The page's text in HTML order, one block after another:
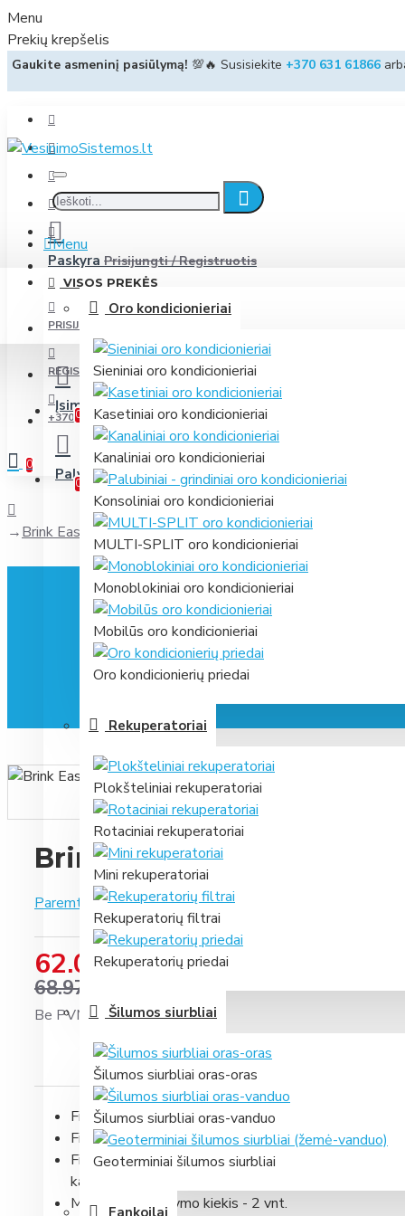
Menu
Prekių krepšelis
Gaukite asmeninį pasiūlymą! 💯🔥 Susisiekite +370 631 61866
Paskyra Prisijungti / Registruotis
Įsimintini Jūsų prekių sąrašas
0
PalygintiPrekių palyginimas
0
Menu
VISOS PREKĖS
Oro kondicionieriai
Sieniniai oro kondicionieriai
Kasetiniai oro kondicionieriai
Kanaliniai oro kondicionieriai
Konsoliniai oro kondicionieriai
MULTI-SPLIT oro kondicionieriai
Monoblokiniai oro kondicionieriai
Mobilūs oro kondicionieriai
Oro kondicionierių priedai
Rekuperatoriai
Plokšteliniai rekuperatoriai
Rotaciniai rekuperatoriai
Mini rekuperatoriai
Rekuperatorių filtrai
Rekuperatorių priedai
Šilumos siurbliai
Šilumos siurbliai oras-oras
Šilumos siurbliai oras-vanduo
Geoterminiai šilumos siurbliai
Fankoilai
PRISIJUNGTI
REGISTRUOTIS
+370 631 61866
0
Brink Ease 200 F7 aktyvuotos anglies filtras
Brink Ease 200 F7
Paremta 0 įvertinimais.-Parašyti įvertinimą
62.07 €
68.97 €
Be PVM: 51.30 €
Filtras skirtasBrink Ease 200rekuperatoriui.
Filtro klasė: F7
Filtras skirtas smulkių dalelių (PM2.5) sulaikymui bei
kaip papildoma apsauga, esant poreikiui geresnei oro
Minimalus užsakymo kiekis - 2 vnt.